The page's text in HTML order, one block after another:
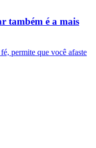
também é a mais
permite que você afaste